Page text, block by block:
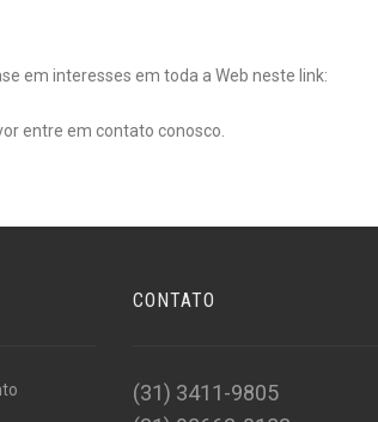
em interesses em toda a Web neste link:
entre em contato conosco.
CONTATO
(31) 3411-9805